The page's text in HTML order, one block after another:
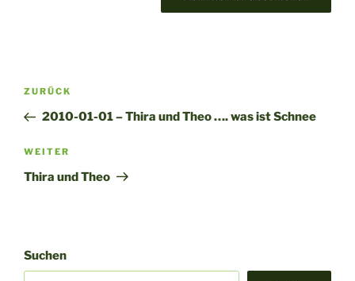
e
r
a
t
:
Beitragsnavigation
Vorheriger
Beitrag
ZURÜCK
2010-01-01 – Thira und Theo …. was ist Schnee
Nächster
Beitrag
WEITER
Thira und Theo
Suchen